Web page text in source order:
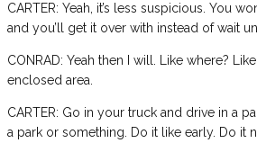
CARTER: Yeah, it’s less suspicious. You
and you’ll get it over with instead of wait
CONRAD: Yeah then I will. Like where?
enclosed area.
CARTER: Go in your truck and drive in a
a park or something. Do it like early. Do it